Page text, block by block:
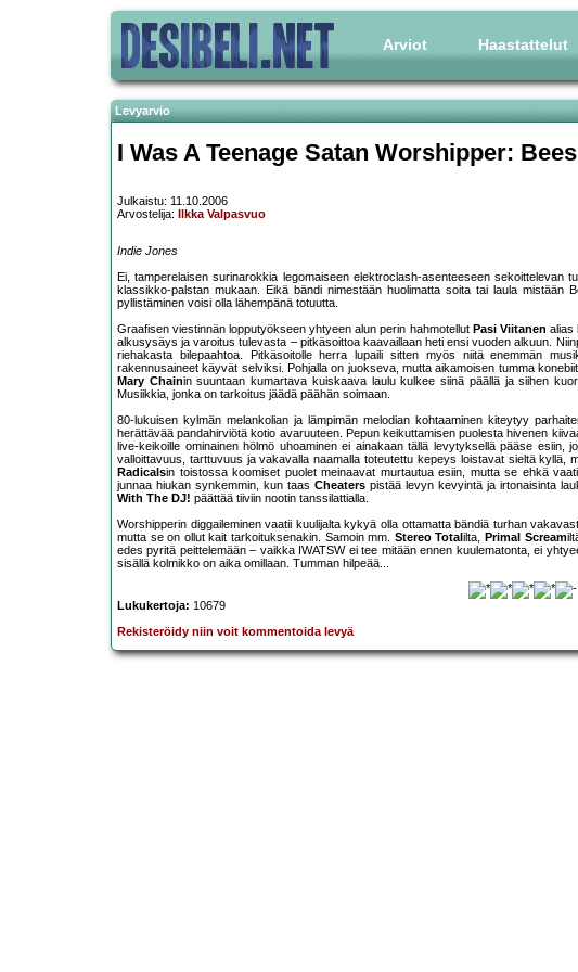
Arviot Haastattelut
Levyarvio
I Was A Teenage Satan Worshipper:
Julkaistu: 11.10.2006
Arvostelija:
Ilkka Valpasvuo
Indie Jones
Ei, tamperelaisen surinarokkia legomaiseen elektroclash-asenteeseen sekoittelevan
klassikko-palstan mukaan. Eikä bändi nimestään huolimatta soita tai laula mistään
pyllistäminen voisi olla lähempänä totuutta.
Graafisen viestinnän lopputyökseen yhtyeen alun perin hahmotellut Pasi Viitanen alias
alkusysäys ja varoitus tulevasta – pitkäsoittoa kaavaillaan heti ensi vuoden alkuun.
riehakasta bilepaahtoa. Pitkäsoitolle herra lupaili sitten myös niitä enemmän
rakennusaineet käyvät selviksi. Pohjalla on juokseva, mutta aikamoisen tumma
Mary Chainin suuntaan kumartava kuiskaava laulu kulkee siinä päällä ja siihen
Musiikkia, jonka on tarkoitus jäädä päähän soimaan.
80-lukuisen kylmän melankolian ja lämpimän melodian kohtaaminen kiteytyy
herättävää pandahirviötä kotio avaruuteen. Pepun keikuttamisen puolesta hivenen
live-keikoille ominainen hölmö uhoaminen ei ainakaan tällä levytyksellä pääse
valloittavuus, tarttuvuus ja vakavalla naamalla toteutettu kepeys loistavat sieltä kyllä,
Radicalsin toistossa koomiset puolet meinaavat murtautua esiin, mutta se ehkä
junnaa hiukan synkemmin, kun taas Cheaters pistää levyn kevyintä ja irtonaisinta
With The DJ! päättää tiiviin nootin tanssilattialla.
Worshipperin diggaileminen vaatii kuulijalta kykyä olla ottamatta bändiä turhan
mutta se on ollut kait tarkoituksenakin. Samoin mm. Stereo Totalilta, Primal Scream
edes pyritä peittelemään – vaikka IWATSW ei tee mitään ennen kuulematonta, ei
sisällä kolmikko on aika omillaan. Tumman hilpeää...
Lukukertoja: 10679
Rekisteröidy niin voit kommentoida levyä